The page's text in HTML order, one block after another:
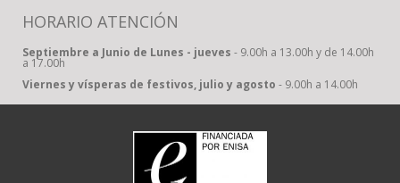
HORARIO ATENCIÓN
Septiembre a Junio de Lunes - jueves - 9.00h a 13.00h y de 14.00h
a 17.00h
Viernes y vísperas de festivos, julio y agosto - 9.00h a 14.00h